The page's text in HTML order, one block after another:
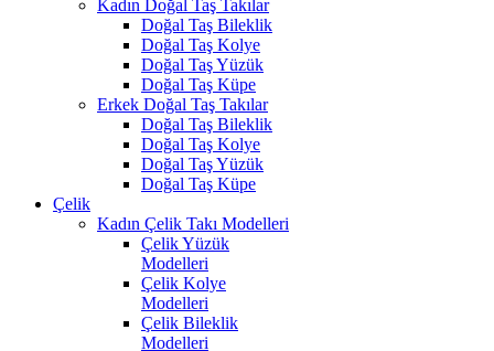
Kadın Doğal Taş Takılar
Doğal Taş Bileklik
Doğal Taş Kolye
Doğal Taş Yüzük
Doğal Taş Küpe
Erkek Doğal Taş Takılar
Doğal Taş Bileklik
Doğal Taş Kolye
Doğal Taş Yüzük
Doğal Taş Küpe
Çelik
Kadın Çelik Takı Modelleri
Çelik Yüzük
Modelleri
Çelik Kolye
Modelleri
Çelik Bileklik
Modelleri